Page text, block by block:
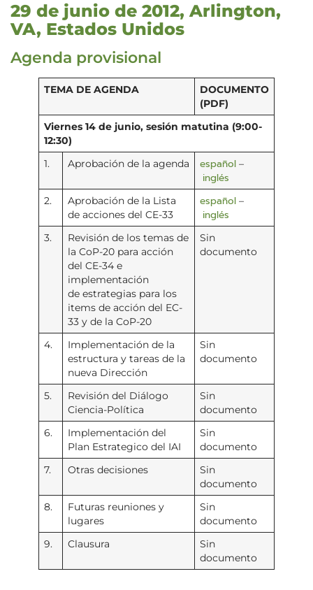
29 de junio de 2012, Arlington,
VA, Estados Unidos
Agenda provisional
TEMA DE AGENDA
DOCUMENTO
(PDF)
Viernes 14 de junio, sesión matutina (9:00-
12:30)
1. Aprobación de la agenda español–
inglés
2.
Aprobación de la Lista
de acciones del CE-33
español–
inglés
3.
Revisión de los temas de
la CoP-20 para acción
del CE-34 e
implementación
de estrategias para los
items de acción del EC-
33 y de la CoP-20
Sin
documento
4.
Implementación de la
estructura y tareas de la
nueva Dirección
Sin
documento
5.
Revisión del Diálogo
Ciencia-Política
Sin
documento
6.
Implementación del
Plan Estrategico del IAI
Sin
documento
7. Otras decisiones
Sin
documento
8.
Futuras reuniones y
lugares
Sin
documento
9. Clausura
Sin
documento